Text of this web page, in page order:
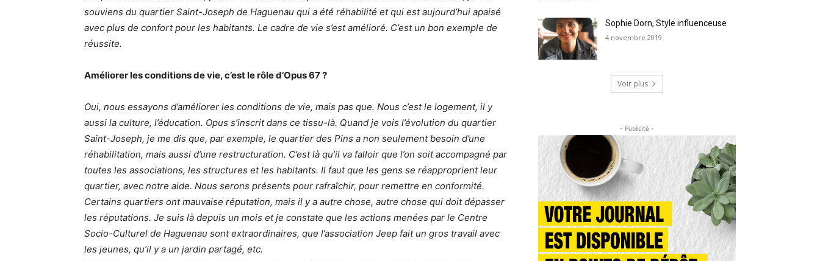
souviens du quartier Saint-Joseph de Haguenau qui a été réhabilité et qui est aujourd’hui apaisé
avec plus de confort pour les habitants. Le cadre de vie s’est amélioré. C’est un bon exemple de
réussite.
Améliorer les conditions de vie, c’est le rôle d’Opus 67 ?
Oui, nous essayons d’améliorer les conditions de vie, mais pas que. Nous c’est le logement, il y
aussi la culture, l’éducation. Opus s’inscrit dans ce tissu-là. Quand je vois l’évolution du quartier
Saint-Joseph, je me dis que, par exemple, le quartier des Pins a non seulement besoin d’une
réhabilitation, mais aussi d’une restructuration. C’est là qu’il va falloir que l’on soit accompagné par
toutes les associations, les structures et les habitants. Il faut que les gens se réapproprient leur
quartier, avec notre aide. Nous serons présents pour rafraîchir, pour remettre en conformité.
Certains quartiers ont mauvaise réputation, mais il y a autre chose, autre chose qui doit dépasser
les réputations. Je suis là depuis un mois et je constate que les actions menées par le Centre
Socio-Culturel de Haguenau sont extraordinaires, que l’association Jeep fait un gros travail avec
les jeunes, qu’il y a un jardin partagé, etc.
Sophie Dorn, Style influenceuse
4 novembre 2019
Voir plus
- Publicité -